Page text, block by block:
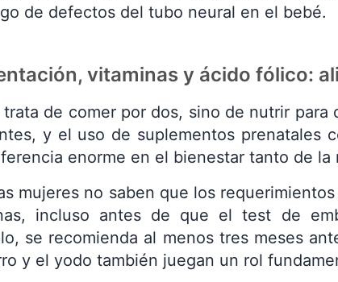
de defectos del tubo neural en el bebé.
vitaminas y ácido fólico:
trata de comer por dos, sino de nutrir
y el uso de suplementos prenatales
enorme en el bienestar tanto de la
mujeres no saben que los
incluso antes de que el test de
se recomienda al menos tres meses
y el yodo también juegan un rol